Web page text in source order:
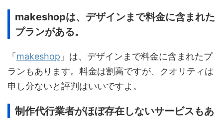
makeshopは、デザインまで料金に含まれた
プランがある。
「 makeshop 」は、デザインまで料金に含まれたプ
ランもあります。料金は割高ですが、クオリティは
申し分ないと評判はいいですよ。
制作代行業者がほぼ存在しないサービスもあ